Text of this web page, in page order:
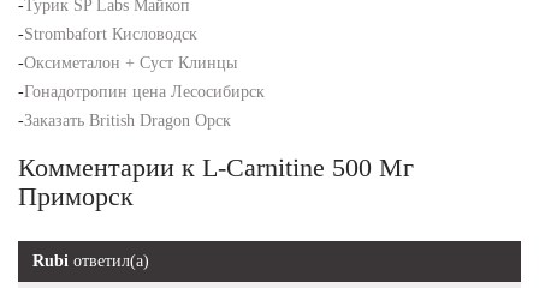
-Турик SP Labs Майкоп
-Strombafort Кисловодск
-Оксиметалон + Суст Клинцы
-Гонадотропин цена Лесосибирск
-Заказать British Dragon Орск
Комментарии к L-Carnitine 500 Мг
Приморск
Rubi ответил(а)